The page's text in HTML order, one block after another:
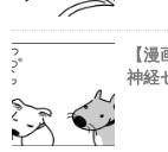
【
神経